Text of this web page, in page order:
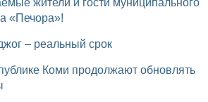
«Печора»!
– реальный срок